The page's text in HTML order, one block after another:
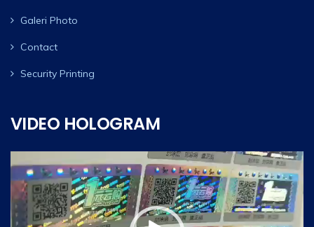
Galeri Photo
Contact
Security Printing
VIDEO HOLOGRAM
Player